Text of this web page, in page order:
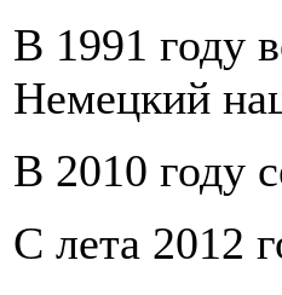
В 1991 году
Немецкий
В 2010 году
С лета 2012